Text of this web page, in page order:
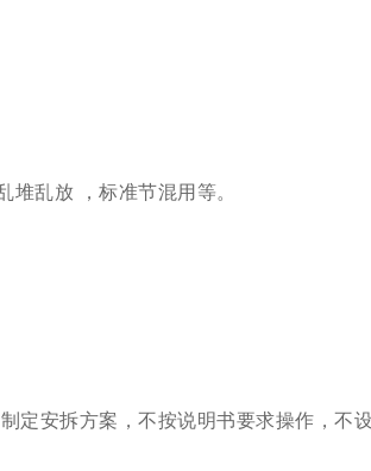
堆乱放 ，标准节混用等。
定安拆方案，不按说明书要求操作，不